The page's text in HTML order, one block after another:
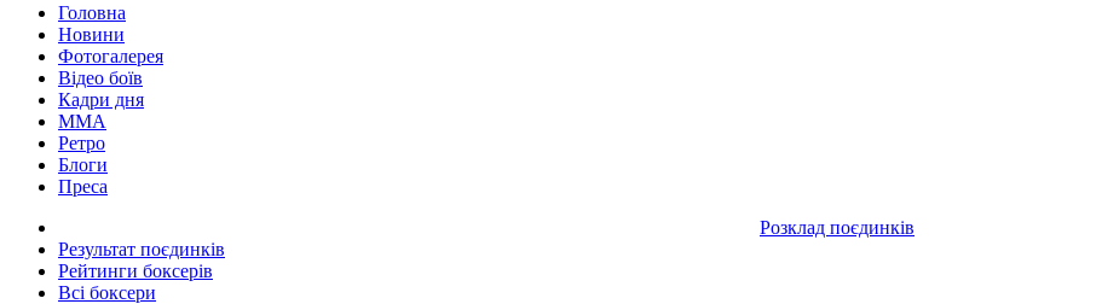
Головна
Новини
Фотогалерея
Відео боїв
Кадри дня
ММА
Ретро
Блоги
Преса
Розклад поєдинків
Результат поєдинків
Рейтинги боксерів
Всі боксери